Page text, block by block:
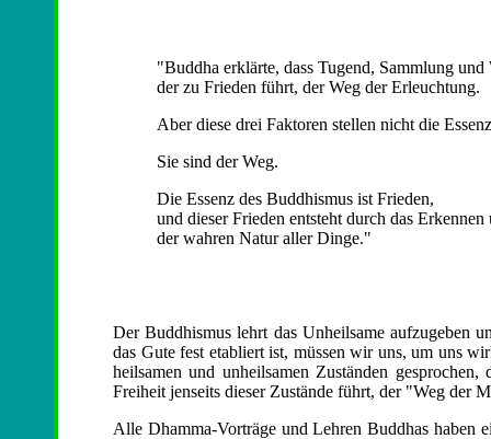
"Buddha erklärte, dass Tugend, Sammlung und
der zu Frieden führt, der Weg der Erleuchtung.
Aber diese drei Faktoren stellen nicht die
Sie sind der Weg.
Die Essenz des Buddhismus ist Frieden,
und dieser Frieden entsteht durch das Erkennen
der wahren Natur aller Dinge."
Der Buddhismus lehrt das Unheilsame aufzugeben
das Gute fest etabliert ist, müssen wir uns, um uns
heilsamen und unheilsamen Zuständen
Freiheit jenseits dieser Zustände führt, der "Weg der
Alle Dhamma-Vorträge und Lehren Buddhas haben